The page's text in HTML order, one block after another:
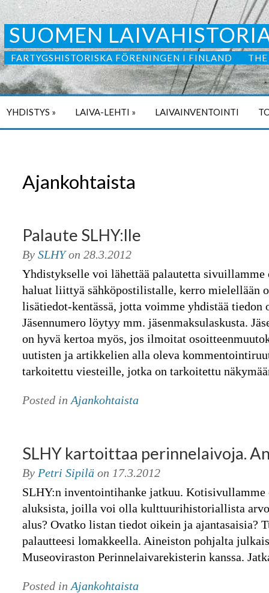
SUOMEN
FARTYGSHISTORISKA FÖRENINGEN I FINLAND
YHDISTYS » LAIVA-LEHTI » LAIVAINVENTOINTI
Ajankohtaista
Palaute SLHY:lle
By SLHYon 28.3.2012
Yhdistykselle voi lähettää palautetta sivuillamme
haluat liittyä sähköpostilistalle, kerro mielellään
lisätiedot-kentässä, jotta voimme yhdistää tiedon
Jäsennumero löytyy mm. jäsenmaksulaskusta.
on hyvä kertoa myös, jos ilmoitat
uutisten ja artikkelien alla oleva
tarkoitettu viesteille, jotka on tarkoitettu
Posted in Ajankohtaista
SLHY kartoittaa perinnelaivoja.
By Petri Sipilä on 17.3.2012
SLHY:n inventointihanke jatkuu.
aluksista, joilla voi olla kulttuurihistoriallista
alus? Ovatko listan tiedot oikein ja ajantasaisia?
palautteesi lomakkeella. Aineiston pohjalta
Museoviraston Perinnelaivarekisterin kanssa.
Posted in Ajankohtaista